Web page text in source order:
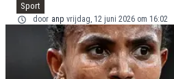
Sport
door anp vrijdag, 12 juni 2026 om 16:02